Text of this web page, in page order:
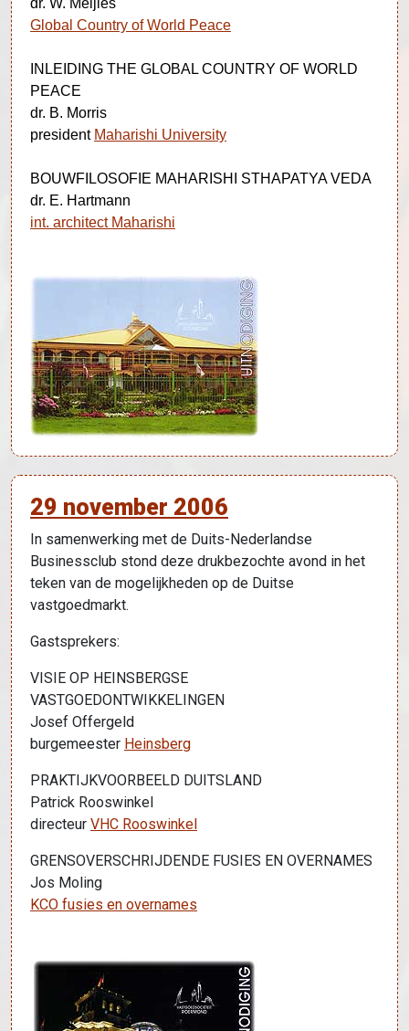
dr. W. Meijles
Global Country of World Peace
INLEIDING THE GLOBAL COUNTRY OF WORLD
PEACE
dr. B. Morris
president Maharishi University
BOUWFILOSOFIE MAHARISHI STHAPATYA VEDA
dr. E. Hartmann
int. architect Maharishi
29 november 2006
In samenwerking met de Duits-Nederlandse
Businessclub stond deze drukbezochte avond in het
teken van de mogelijkheden op de Duitse
vastgoedmarkt.
Gastsprekers:
VISIE OP HEINSBERGSE
VASTGOEDONTWIKKELINGEN
Josef Offergeld
burgemeester Heinsberg
PRAKTIJKVOORBEELD DUITSLAND
Patrick Rooswinkel
directeur VHC Rooswinkel
GRENSOVERSCHRIJDENDE FUSIES EN OVERNAMES
Jos Moling
KCO fusies en overnames